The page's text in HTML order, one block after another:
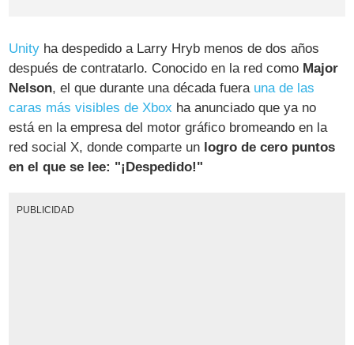
Unity ha despedido a Larry Hryb menos de dos años
después de contratarlo. Conocido en la red como Major
Nelson, el que durante una década fuera una de las
caras más visibles de Xbox ha anunciado que ya no
está en la empresa del motor gráfico bromeando en la
red social X, donde comparte un logro de cero puntos
en el que se lee: "¡Despedido!"
PUBLICIDAD